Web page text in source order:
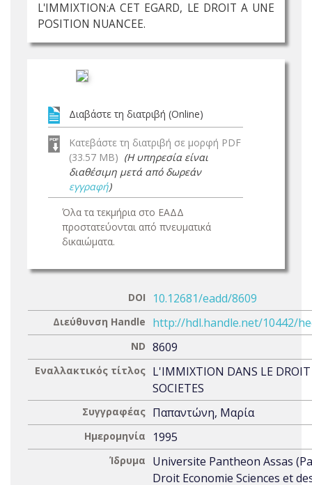
L'IMMIXTION:A CET EGARD, LE DROIT A UNE
POSITION NUANCEE.
Διαβάστε τη διατριβή (Online)
Κατεβάστε τη διατριβή σε μορφή PDF
(33.57 MB) (Η υπηρεσία είναι
διαθέσιμη μετά από δωρεάν
εγγραφή)
Όλα τα τεκμήρια στο ΕΑΔΔ
προστατεύονται από πνευματικά
δικαιώματα.
DOI 10.12681/eadd/8609
Διεύθυνση Handle http://hdl.handle.net/10442/
ND 8609
Εναλλακτικός τίτλος L'IMMIXTION DANS LE DROIT
SOCIETES
Συγγραφέας Παπαντώνη, Μαρία
Ημερομηνία 1995
Ίδρυμα
Universite Pantheon Assas
Droit Economie Sciences et